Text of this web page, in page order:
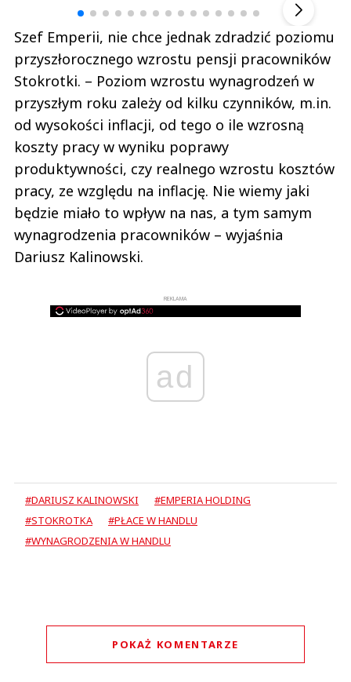
Szef Emperii, nie chce jednak zdradzić poziomu
przyszłorocznego wzrostu pensji pracowników
Stokrotki. – Poziom wzrostu wynagrodzeń w
przyszłym roku zależy od kilku czynników, m.in.
od wysokości inflacji, od tego o ile wzrosną
koszty pracy w wyniku poprawy
produktywności, czy realnego wzrostu kosztów
pracy, ze względu na inflację. Nie wiemy jaki
będzie miało to wpływ na nas, a tym samym
wynagrodzenia pracowników – wyjaśnia
Dariusz Kalinowski.
REKLAMA
ad
#DARIUSZ KALINOWSKI
#EMPERIA HOLDING
#STOKROTKA
#PŁACE W HANDLU
#WYNAGRODZENIA W HANDLU
POKAŻ KOMENTARZE